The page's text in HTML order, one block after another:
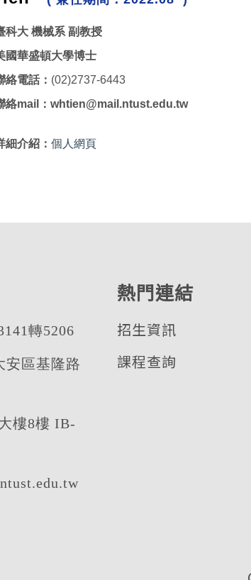
科大 機械系 副教授
國華盛頓大學博士
絡電話： (02)2737-6443
絡mail：whtien@mail.ntust.edu.tw
細介紹： 個人網頁
轉5206
安區基隆路
樓8樓 IB-
熱門連結
招生資訊
課程查詢